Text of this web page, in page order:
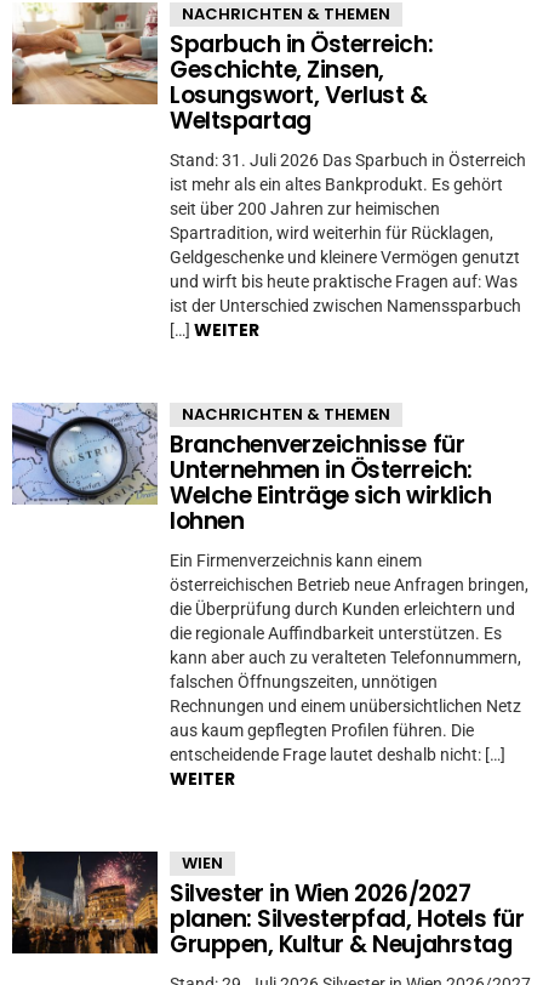
NACHRICHTEN & THEMEN
Sparbuch in Österreich:
Geschichte, Zinsen,
Losungswort, Verlust &
Weltspartag
Stand: 31. Juli 2026 Das Sparbuch in Österreich
ist mehr als ein altes Bankprodukt. Es gehört
seit über 200 Jahren zur heimischen
Spartradition, wird weiterhin für Rücklagen,
Geldgeschenke und kleinere Vermögen genutzt
und wirft bis heute praktische Fragen auf: Was
ist der Unterschied zwischen Namenssparbuch
[…] WEITER
NACHRICHTEN & THEMEN
Branchenverzeichnisse für
Unternehmen in Österreich:
Welche Einträge sich wirklich
lohnen
Ein Firmenverzeichnis kann einem
österreichischen Betrieb neue Anfragen bringen,
die Überprüfung durch Kunden erleichtern und
die regionale Auffindbarkeit unterstützen. Es
kann aber auch zu veralteten Telefonnummern,
falschen Öffnungszeiten, unnötigen
Rechnungen und einem unübersichtlichen Netz
aus kaum gepflegten Profilen führen. Die
entscheidende Frage lautet deshalb nicht: […]
WEITER
WIEN
Silvester in Wien 2026/2027
planen: Silvesterpfad, Hotels für
Gruppen, Kultur & Neujahrstag